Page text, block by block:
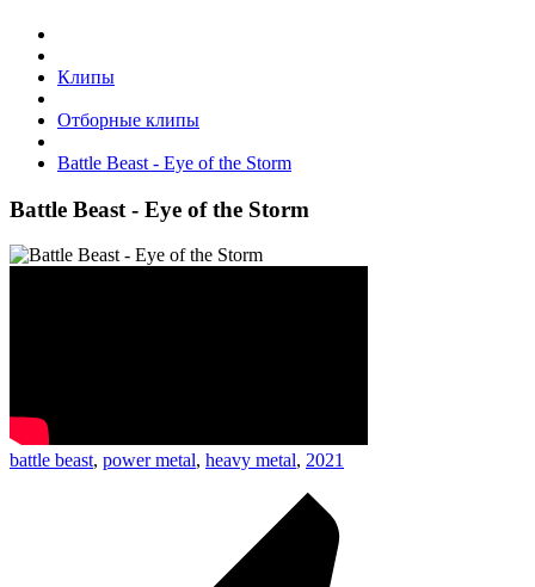
Клипы
Отборные клипы
Battle Beast - Eye of the Storm
Battle Beast - Eye of the Storm
battle beast, power metal, heavy metal, 2021